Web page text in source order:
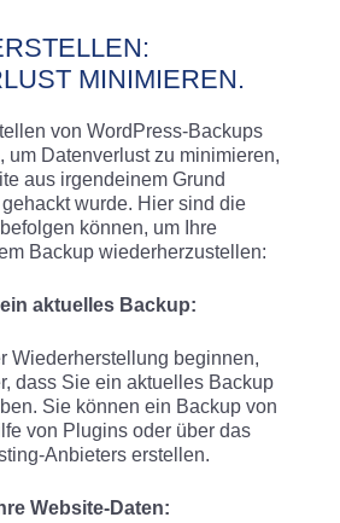
MINIMIEREN.
von WordPress-Backups
um Datenverlust zu minimieren,
aus irgendeinem Grund
wurde. Hier sind die
können, um Ihre
Backup wiederherzustellen:
aktuelles Backup:
Wiederherstellung beginnen,
dass Sie ein aktuelles Backup
Sie können ein Backup von
von Plugins oder über das
Anbieters erstellen.
Website-Daten: